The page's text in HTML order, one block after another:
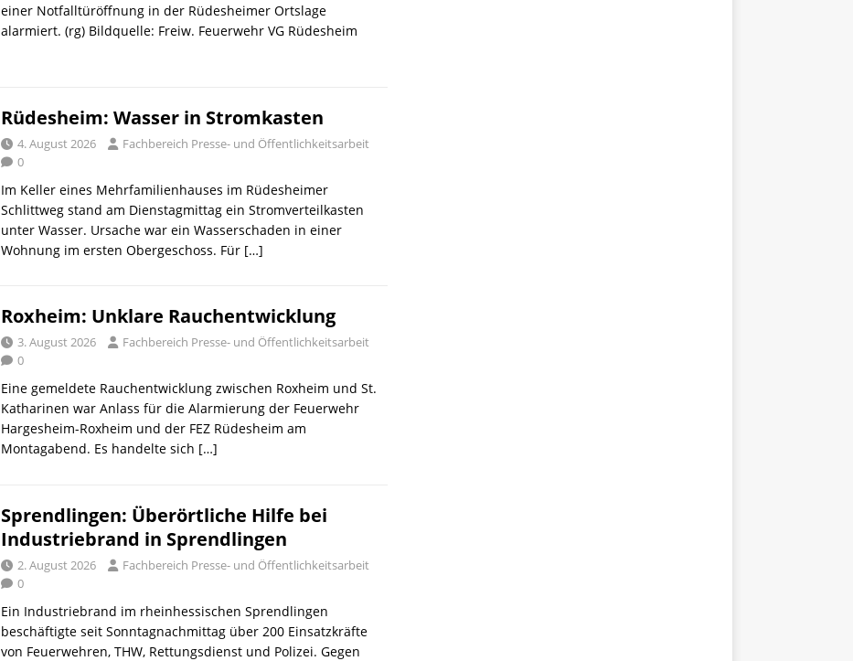
einer Notfalltüröffnung in der Rüdesheimer Ortslage
alarmiert. (rg) Bildquelle: Freiw. Feuerwehr VG Rüdesheim
Rüdesheim: Wasser in Stromkasten
4. August 2026
Fachbereich Presse- und Öffentlichkeitsarbeit
0
Im Keller eines Mehrfamilienhauses im Rüdesheimer
Schlittweg stand am Dienstagmittag ein Stromverteilkasten
unter Wasser. Ursache war ein Wasserschaden in einer
Wohnung im ersten Obergeschoss. Für […]
Roxheim: Unklare Rauchentwicklung
3. August 2026
Fachbereich Presse- und Öffentlichkeitsarbeit
0
Eine gemeldete Rauchentwicklung zwischen Roxheim und St.
Katharinen war Anlass für die Alarmierung der Feuerwehr
Hargesheim-Roxheim und der FEZ Rüdesheim am
Montagabend. Es handelte sich […]
Sprendlingen: Überörtliche Hilfe bei
Industriebrand in Sprendlingen
2. August 2026
Fachbereich Presse- und Öffentlichkeitsarbeit
0
Ein Industriebrand im rheinhessischen Sprendlingen
beschäftigte seit Sonntagnachmittag über 200 Einsatzkräfte
von Feuerwehren, THW, Rettungsdienst und Polizei. Gegen